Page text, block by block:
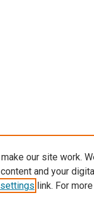
our site work.
and your
link. For